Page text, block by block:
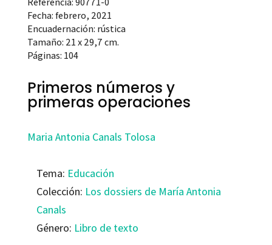
Fecha: febrero, 2021
Encuadernación: rústica
Tamaño: 21 x 29,7 cm.
Páginas: 104
Primeros números y
primeras operaciones
Maria Antonia Canals Tolosa
Tema: Educación
Colección: Los dossiers de María Antonia
Canals
Género: Libro de texto